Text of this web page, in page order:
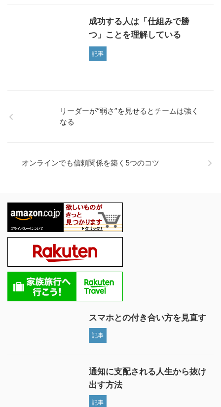
成功する人は「仕組みで勝
つ」ことを理解している
記事
リーダーが“弱さ”を見せるとチームは強く
なる
オンラインでも信頼関係を築く5つのコツ
スマホとの付き合い方を見直す
記事
通知に支配される人生から抜け
出す方法
記事